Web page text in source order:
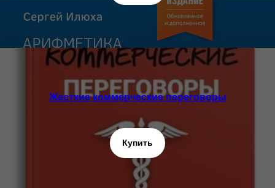
Жесткие коммерческие переговоры
Купить